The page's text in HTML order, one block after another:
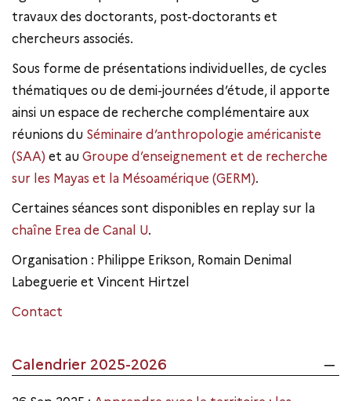
travaux des doctorants, post-doctorants et
chercheurs associés.
Sous forme de présentations individuelles, de cycles
thématiques ou de demi-journées d’étude, il apporte
ainsi un espace de recherche complémentaire aux
réunions du Séminaire d’anthropologie américaniste
(SAA) et au Groupe d’enseignement et de recherche
sur les Mayas et la Mésoamérique (GERM).
Certaines séances sont disponibles en replay sur la
chaîne Erea de Canal U.
Organisation : Philippe Erikson, Romain Denimal
Labeguerie et Vincent Hirtzel
Contact
Calendrier 2025-2026